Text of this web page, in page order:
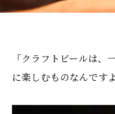
「クラフトビールは
に楽しむものなんですよ